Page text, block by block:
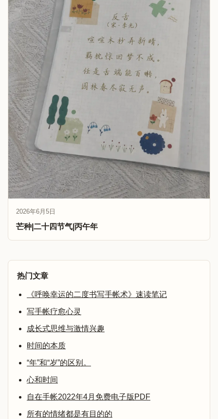
2026年6月5日
芒种|二十四节气|丙午年
热门文章
《呼唤幸运的二度书写手帐术》速读笔记
写手帐疗愈心灵
成长式思维与激情兴趣
时间的本质
“年”和“岁”的区别。
心和时间
自在手帐2022年4月免费电子版PDF
所有的情绪都是有目的的